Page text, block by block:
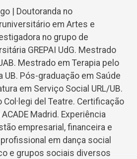
| Doutoranda no
em Artes e
no grupo de
GREPAI UdG. Mestrado
Mestrado em Terapia pelo
UB. Pós-graduação em Saúde
em Serviço Social URL/UB.
del Teatre. Certificação
Madrid. Experiência
empresarial, financeira e
em dança social
e grupos sociais diversos